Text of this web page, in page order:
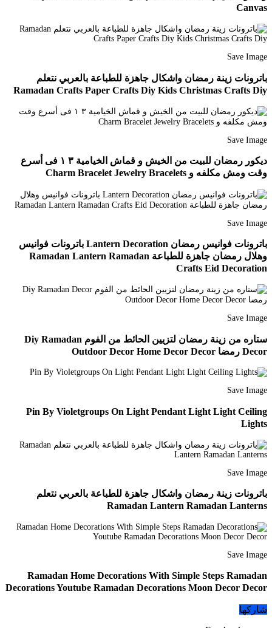
Canvas
Save Image
باترونات زينة رمضان واشكال جاهزة للطباعة بالعربي نتعلم
Ramadan Crafts Paper Crafts Diy Kids Christmas Crafts Diy
Save Image
ديكور رمضان للبيت من الخيش و قماش الخيامية ٣ ١ فى أسرع
وقت ومش مكلفه و Charm Bracelet Jewelry Bracelets
Save Image
باترونات فوانيس رمضان Lantern Decoration باترونات فوانيس
وهلال رمضان جاهزة للطباعة Ramadan Lantern Ramadan
Crafts Eid Decoration
Save Image
ستاره من زينة رمضان لتزيين الحائط من الفوم Diy Ramadan
Decor رمضا Outdoor Decor Home Decor Decor
Save Image
Pin By Violetgroups On Light Pendant Light Light Ceiling
Lights
Save Image
باترونات زينة رمضان واشكال جاهزة للطباعة بالعربي نتعلم
Ramadan Lantern Ramadan Lanterns
Save Image
Ramadan Home Decorations With Simple Steps Ramadan
Decorations Youtube Ramadan Decorations Moon Decor Decor
شاركها